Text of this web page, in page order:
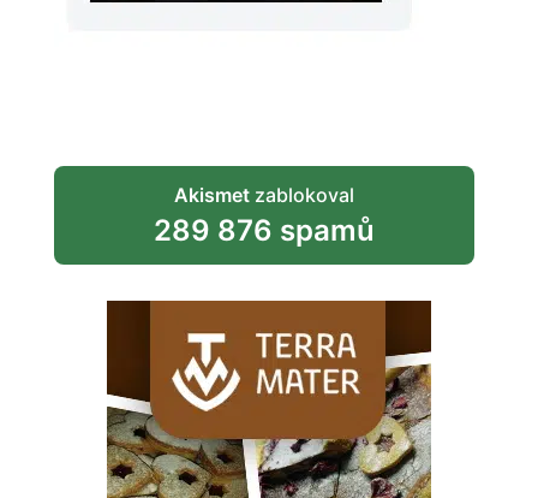
Akismetzablokoval
289 876 spamů